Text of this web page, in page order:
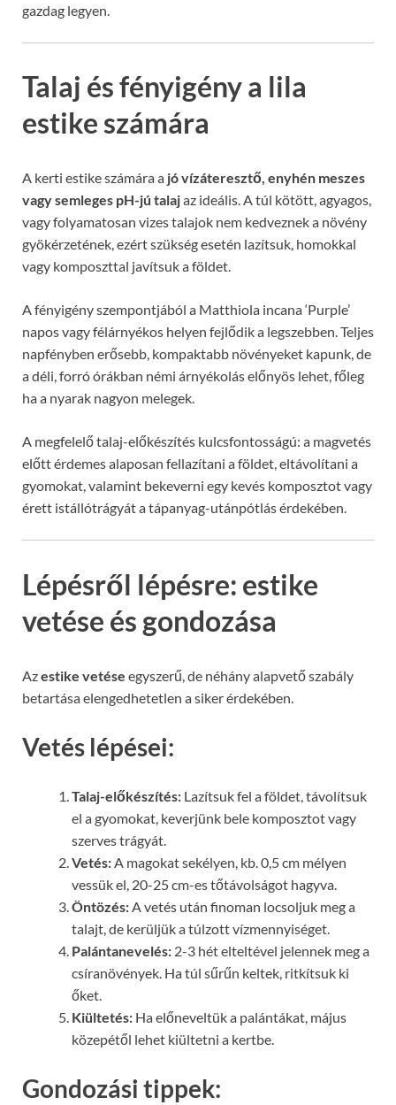
gazdag legyen.
Talaj és fényigény a lila
estike számára
A kerti estike számára a jó vízáteresztő, enyhén meszes
vagy semleges pH-jú talajaz ideális. A túl kötött, agyagos,
vagy folyamatosan vizes talajok nem kedveznek a növény
gyökérzetének, ezért szükség esetén lazítsuk, homokkal
vagy komposzttal javítsuk a földet.
A fényigény szempontjából a Matthiola incana ‘Purple’
napos vagy félárnyékos helyen fejlődik a legszebben. Teljes
napfényben erősebb, kompaktabb növényeket kapunk, de
a déli, forró órákban némi árnyékolás előnyös lehet, főleg
ha a nyarak nagyon melegek.
A megfelelő talaj-előkészítés kulcsfontosságú: a magvetés
előtt érdemes alaposan fellazítani a földet, eltávolítani a
gyomokat, valamint bekeverni egy kevés komposztot vagy
érett istállótrágyát a tápanyag-utánpótlás érdekében.
Lépésről lépésre: estike
vetése és gondozása
Azestike vetése egyszerű, de néhány alapvető szabály
betartása elengedhetetlen a siker érdekében.
Vetés lépései:
Talaj-előkészítés: Lazítsuk fel a földet, távolítsuk
el a gyomokat, keverjünk bele komposztot vagy
szerves trágyát.
Vetés:A magokat sekélyen, kb. 0,5 cm mélyen
vessük el, 20-25 cm-es tőtávolságot hagyva.
Öntözés:A vetés után finoman locsoljuk meg a
talajt, de kerüljük a túlzott vízmennyiséget.
Palántanevelés: 2-3 hét elteltével jelennek meg a
csíranövények. Ha túl sűrűn keltek, ritkítsuk ki
őket.
Kiültetés: Ha előneveltük a palántákat, május
közepétől lehet kiültetni a kertbe.
Gondozási tippek: